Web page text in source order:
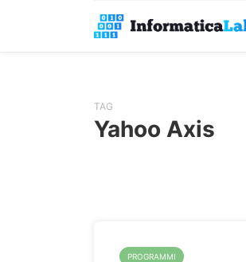
TAG
Yahoo Axis
PROGRAMMI